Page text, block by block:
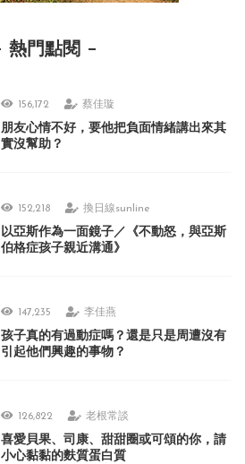
熱門點閱
156,172 蔡佳璇
朋友心情不好，要他把負面情緒講出來其
實沒幫助？
152,218 換日線sunline
以亞斯作為一面鏡子／《不動怒，與亞斯
伯格症孩子親近溝通》
147,235 李佳燕
孩子真的有過動症嗎？還是只是周遭沒有
引起他們興趣的事物？
126,822 老根常談
喜愛貝果、司康、甜甜圈或可頌的你，請
小心黏黏的麩質蛋白質